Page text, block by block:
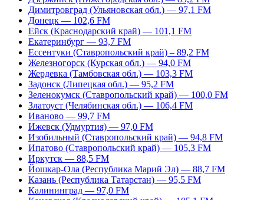
Димитровград (Ульяновская обл.) — 97,1 FM
Донецк — 102,6 FM
Ейск (Краснодарский край) — 101,1 FM
Екатеринбург — 93,7 FM
Ессентуки (Ставропольский край) – 89,2 FM
Железногорск (Курская обл.) — 94,0 FM
Жердевка (Тамбовская обл.) — 103,3 FM
Задонск (Липецкая обл.) — 95,2 FM
Зеленокумск (Ставропольский край) — 100,0 FM
Златоуст (Челябинская обл.) — 106,4 FM
Иваново — 99,7 FM
Ижевск (Удмуртия) — 97,0 FM
Изобильный (Ставропольский край) — 94,8 FM
Ипатово (Ставропольский край) — 105,3 FM
Иркутск — 88,5 FM
Йошкар-Ола (Республика Марий Эл) — 88,7 FM
Казань (Республика Татарстан) — 95,5 FM
Калининград — 97,0 FM